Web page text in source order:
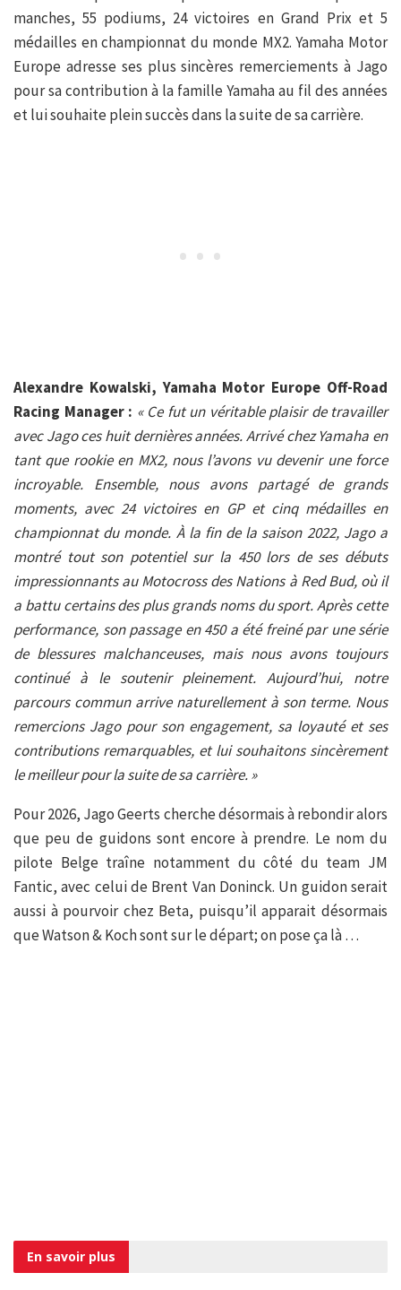
manches, 55 podiums, 24 victoires en Grand Prix et 5
médailles en championnat du monde MX2. Yamaha Motor
Europe adresse ses plus sincères remerciements à Jago
pour sa contribution à la famille Yamaha au fil des années
et lui souhaite plein succès dans la suite de sa carrière.
Alexandre Kowalski, Yamaha Motor Europe Off-Road
Racing Manager : « Ce fut un véritable plaisir de travailler
avec Jago ces huit dernières années. Arrivé chez Yamaha en
tant que rookie en MX2, nous l’avons vu devenir une force
incroyable. Ensemble, nous avons partagé de grands
moments, avec 24 victoires en GP et cinq médailles en
championnat du monde. À la fin de la saison 2022, Jago a
montré tout son potentiel sur la 450 lors de ses débuts
impressionnants au Motocross des Nations à Red Bud, où il
a battu certains des plus grands noms du sport. Après cette
performance, son passage en 450 a été freiné par une série
de blessures malchanceuses, mais nous avons toujours
continué à le soutenir pleinement. Aujourd’hui, notre
parcours commun arrive naturellement à son terme. Nous
remercions Jago pour son engagement, sa loyauté et ses
contributions remarquables, et lui souhaitons sincèrement
le meilleur pour la suite de sa carrière. »
Pour 2026, Jago Geerts cherche désormais à rebondir alors
que peu de guidons sont encore à prendre. Le nom du
pilote Belge traîne notamment du côté du team JM
Fantic, avec celui de Brent Van Doninck. Un guidon serait
aussi à pourvoir chez Beta, puisqu’il apparait désormais
que Watson & Koch sont sur le départ; on pose ça là …
En savoir plus